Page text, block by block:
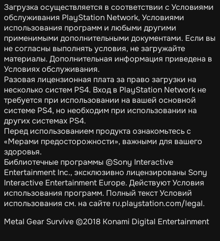
Загрузка осуществляется в соответствии с Условиями
обслуживания PlayStation Network, Условиями
использования программ и любыми другими
применимыми дополнительными документами. Если вы
не согласны выполнять условия, не загружайте
материалы. Дополнительная информация приведена в
Условиях обслуживания.
Разовая лицензионная плата за право загрузки на
несколько систем PS4. Вход в PlayStation Network не
требуется при использовании на вашей основной
системе PS4, но необходим при использовании на
других системах PS4.
Перед использованием продукта ознакомьтесь с
«Мерами предосторожности», важными для вашего
здоровья.
Библиотечные программы ©Sony Interactive
Entertainment Inc., эксклюзивно лицензированы Sony
Interactive Entertainment Europe. Действуют Условия
использования программ. Полный текст Условий
использования см. на сайте ru.playstation.com/legal.
Metal Gear Survive ©2018 Konami Digital Entertainment